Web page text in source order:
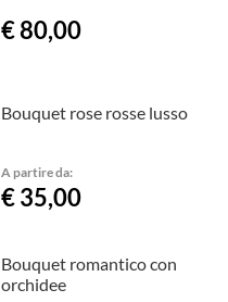
€ 80,00
Bouquet rose rosse lusso
A partire da:
€ 35,00
Bouquet romantico con
orchidee